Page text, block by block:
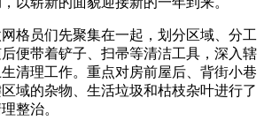
格员们先聚集在一起，划分区域、分工
便带着铲子、扫帚等清洁工具，深入辖
清理工作。重点对房前屋后、背街小巷
域的杂物、生活垃圾和枯枝杂叶进行了
整治。